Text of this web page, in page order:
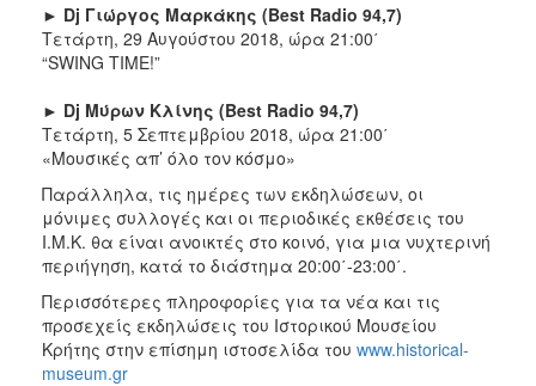
► Dj Γιώργος Μαρκάκης (Best Radio 94,7)
Τετάρτη, 29 Αυγούστου 2018, ώρα 21:00΄
“SWING TIME!”
► Dj Μύρων Κλίνης (Best Radio 94,7)
Τετάρτη, 5 Σεπτεμβρίου 2018, ώρα 21:00΄
«Μουσικές απ’ όλο τον κόσμο»
Παράλληλα, τις ημέρες των εκδηλώσεων, οι
μόνιμες συλλογές και οι περιοδικές εκθέσεις του
Ι.Μ.Κ. θα είναι ανοικτές στο κοινό, για μια νυχτερινή
περιήγηση, κατά το διάστημα 20:00΄-23:00΄.
Περισσότερες πληροφορίες για τα νέα και τις
προσεχείς εκδηλώσεις του Iστορικού Μουσείου
Κρήτης στην επίσημη ιστοσελίδα του www.historical-
museum.gr